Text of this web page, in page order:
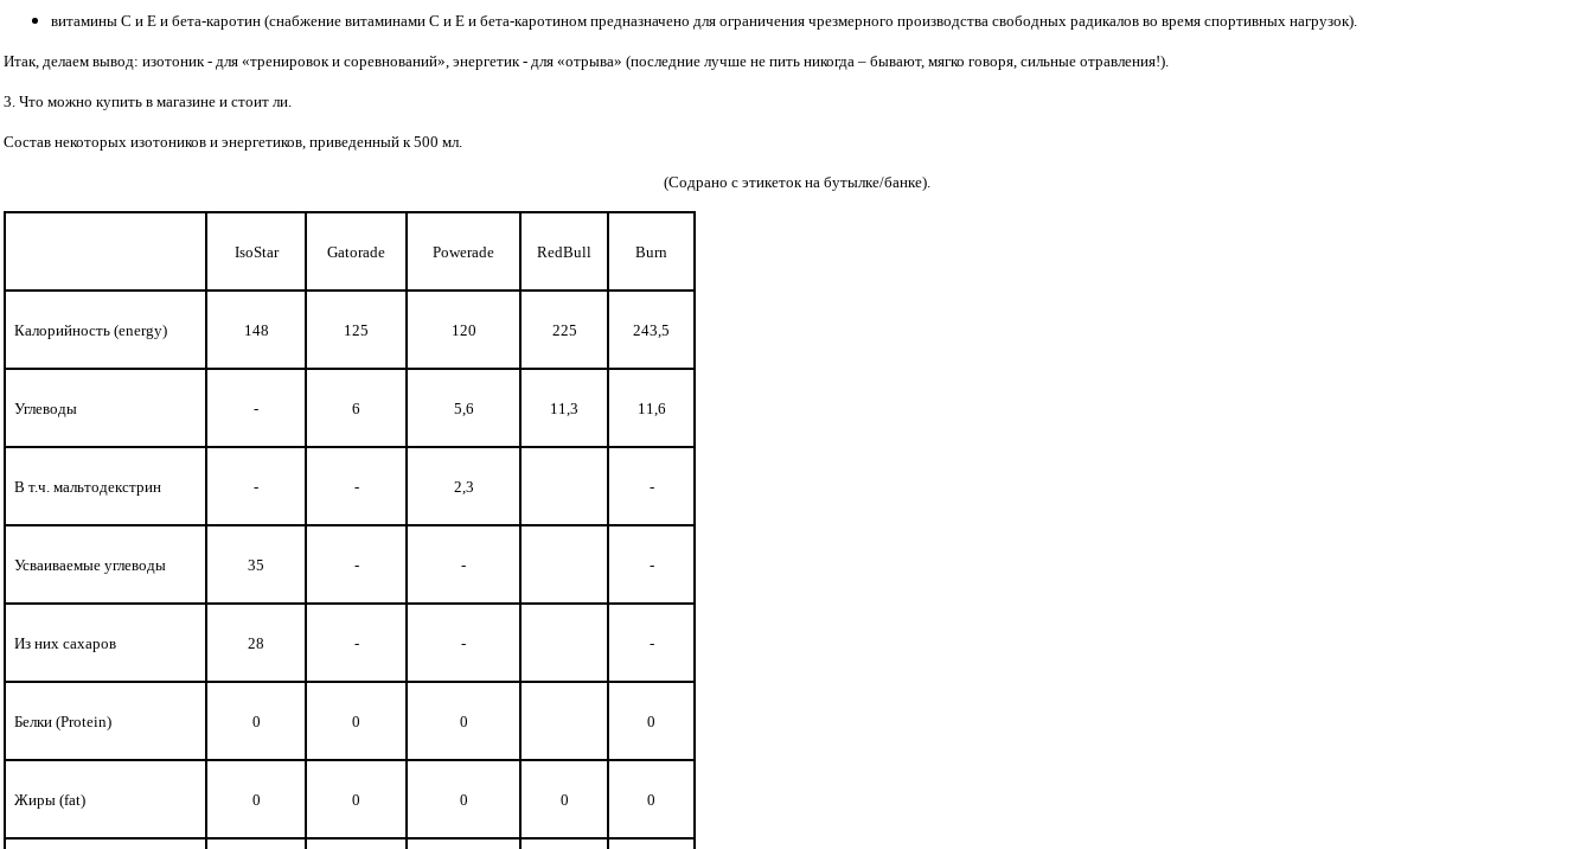
витамины С и Е и бета-каротин (снабжение витаминами С и Е и бета-каротином предназначено для ограничения чрезмерного производства свободных радикалов во время спортивных нагрузок).
Итак, делаем вывод: изотоник - для «тренировок и соревнований», энергетик - для «отрыва» (последние лучше не пить никогда – бывают, мягко говоря, сильные отравления!).
3. Что можно купить в магазине и стоит ли.
Состав некоторых изотоников и энергетиков, приведенный к 500 мл.
(Содрано с этикеток на бутылке/банке).
IsoStar Gatorade Powerade RedBull Burn
Калорийность (energy) 148 125 120 225 243,5
Углеводы - 6 5,6 11,3 11,6
В т.ч. мальтодекстрин - - 2,3 -
Усваиваемые углеводы 35 - - -
Из них сахаров 28 - - -
Белки (Protein) 0 0 0 0
Жиры (fat) 0 0 0 0 0